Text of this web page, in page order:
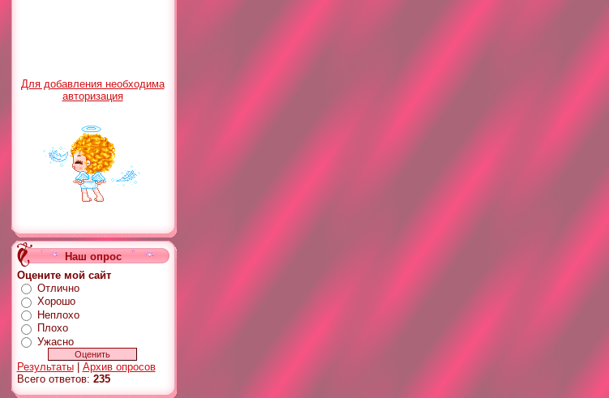
Для добавления необходима
авторизация
Наш опрос
Оцените мой сайт
Отлично
Хорошо
Неплохо
Плохо
Ужасно
Результаты| Архив опросов
Всего ответов: 235